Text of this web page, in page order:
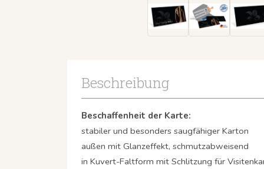
Beschreibung
Beschaffenheit der Karte:
stabiler und besonders saugfähiger Karton
außen mit Glanzeffekt, schmutzabweisend
in Kuvert-Faltform mit Schlitzung für